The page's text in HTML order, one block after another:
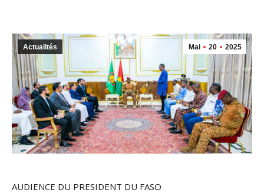
Mai 20 2025
Actualités
AUDIENCE DU PRESIDENT DU FASO